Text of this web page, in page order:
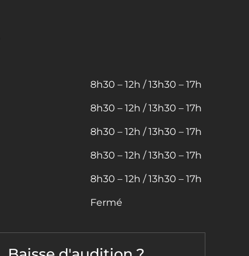
8h30 – 12h / 13h30 – 17h
8h30 – 12h / 13h30 – 17h
8h30 – 12h / 13h30 – 17h
8h30 – 12h / 13h30 – 17h
8h30 – 12h / 13h30 – 17h
Fermé